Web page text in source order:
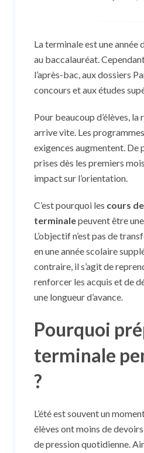
La terminale est une année
au baccalauréat.
l’après-bac, aux dossiers
concours et aux études
Pour beaucoup d’élèves,
arrive vite. Les programmes
exigences augmentent. De
prises dès les premiers
impact sur l’orientation.
C’est pourquoi les cours
terminalepeuvent être
L’objectif n’est pas de
en une année scolaire
contraire, il s’agit de
renforcer les acquis et de
une longueur d’avance.
Pourquoi
terminale
?
L’été est souvent un
élèves ont moins de
de pression quotidienne.